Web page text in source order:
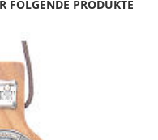
FOLGENDE PRODUKTE